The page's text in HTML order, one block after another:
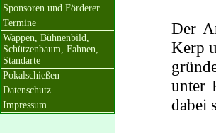
Der
Kerp
unter
dabei
Sponsoren und Förderer
Termine
Wappen, Bühnenbild,
Schützenbaum, Fahnen,
Standarte
Pokalschießen
Datenschutz
Impressum